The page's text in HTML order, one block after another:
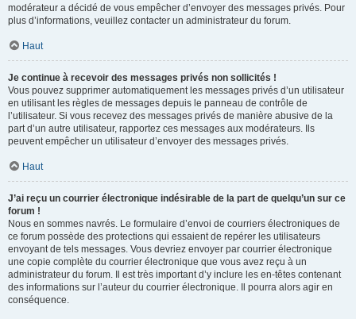
modérateur a décidé de vous empêcher d’envoyer des messages privés. Pour
plus d’informations, veuillez contacter un administrateur du forum.
Haut
Je continue à recevoir des messages privés non sollicités !
Vous pouvez supprimer automatiquement les messages privés d’un utilisateur
en utilisant les règles de messages depuis le panneau de contrôle de
l’utilisateur. Si vous recevez des messages privés de manière abusive de la
part d’un autre utilisateur, rapportez ces messages aux modérateurs. Ils
peuvent empêcher un utilisateur d’envoyer des messages privés.
Haut
J’ai reçu un courrier électronique indésirable de la part de quelqu’un sur ce
forum !
Nous en sommes navrés. Le formulaire d’envoi de courriers électroniques de
ce forum possède des protections qui essaient de repérer les utilisateurs
envoyant de tels messages. Vous devriez envoyer par courrier électronique
une copie complète du courrier électronique que vous avez reçu à un
administrateur du forum. Il est très important d’y inclure les en-têtes contenant
des informations sur l’auteur du courrier électronique. Il pourra alors agir en
conséquence.